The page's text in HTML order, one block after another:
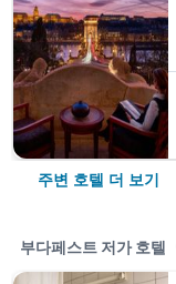
주변 호텔 더 보기
부다페스트 저가 호텔